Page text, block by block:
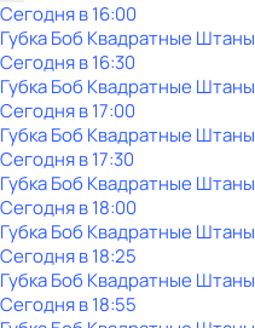
Сегодня в 16:00
Губка Боб Квадратные Штаны
Сегодня в 16:30
Губка Боб Квадратные Штаны
Сегодня в 17:00
Губка Боб Квадратные Штаны
Сегодня в 17:30
Губка Боб Квадратные Штаны
Сегодня в 18:00
Губка Боб Квадратные Штаны
Сегодня в 18:25
Губка Боб Квадратные Штаны
Сегодня в 18:55